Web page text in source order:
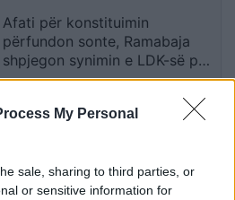
My Personal
sale, sharing to third parties, or
or sensitive information for
Afati për konstituimin
përfundon sonte, Ramabaja
shpjegon synimin e LDK-së për
presidencën dhe sulmon